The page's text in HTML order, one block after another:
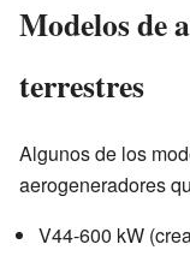
Modelos de
terrestres
Algunos de los
aerogeneradores
V44-600 kW